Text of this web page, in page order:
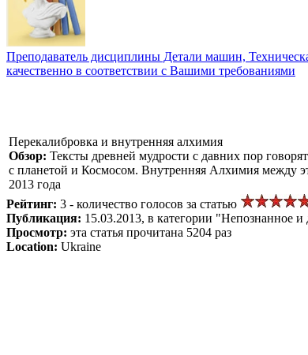
Преподаватель дисциплины Детали машин,
качественно в соответствии с Вашими требованиями
Перекалибровка и внутренняя алхимия
Обзор: Тексты древней мудрости с давних пор
с планетой и Космосом. Внутренняя Алхимия между
2013 года
Рейтинг: 3 - количество голосов за статью
Публикация: 15.03.2013, в категории "Непознанное и
Просмотр: эта статья прочитана 5204 раз
Location: Ukraine